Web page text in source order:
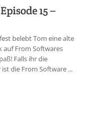
15 –
belebt Tom eine alte
auf From Softwares
Falls ihr die
die From Software ...